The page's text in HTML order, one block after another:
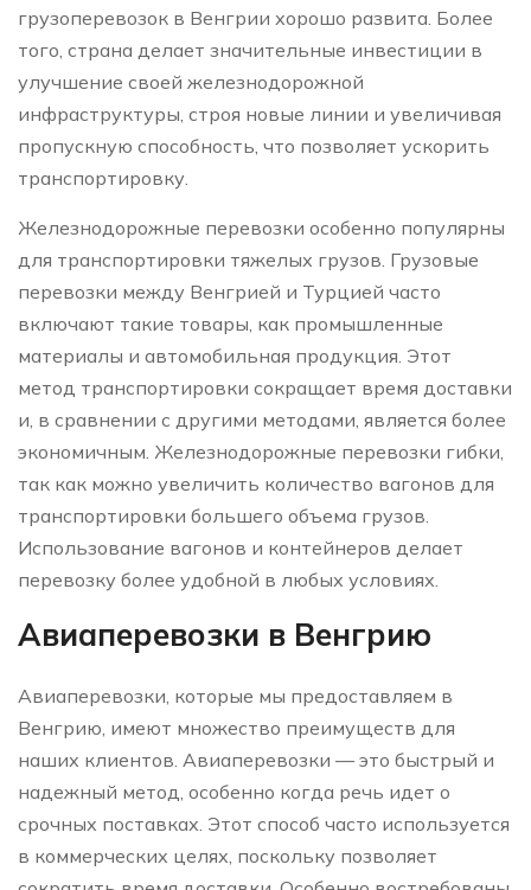
грузоперевозок в Венгрии хорошо развита. Более
того, страна делает значительные инвестиции в
улучшение своей железнодорожной
инфраструктуры, строя новые линии и увеличивая
пропускную способность, что позволяет ускорить
транспортировку.
Железнодорожные перевозки особенно популярны
для транспортировки тяжелых грузов. Грузовые
перевозки между Венгрией и Турцией часто
включают такие товары, как промышленные
материалы и автомобильная продукция. Этот
метод транспортировки сокращает время доставки
и, в сравнении с другими методами, является более
экономичным. Железнодорожные перевозки гибки,
так как можно увеличить количество вагонов для
транспортировки большего объема грузов.
Использование вагонов и контейнеров делает
перевозку более удобной в любых условиях.
Авиаперевозки в Венгрию
Авиаперевозки, которые мы предоставляем в
Венгрию, имеют множество преимуществ для
наших клиентов. Авиаперевозки — это быстрый и
надежный метод, особенно когда речь идет о
срочных поставках. Этот способ часто используется
в коммерческих целях, поскольку позволяет